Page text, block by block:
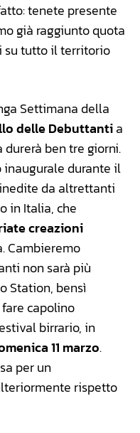
tenete presente
già raggiunto quota
su tutto il territorio
Settimana della
delle Debuttantia
ben tre giorni.
inaugurale durante il
da altrettanti
in Italia, che
creazioni
Cambieremo
non sarà più
Station, bensì
capolino
birrario, in
11 marzo.
per un
rispetto